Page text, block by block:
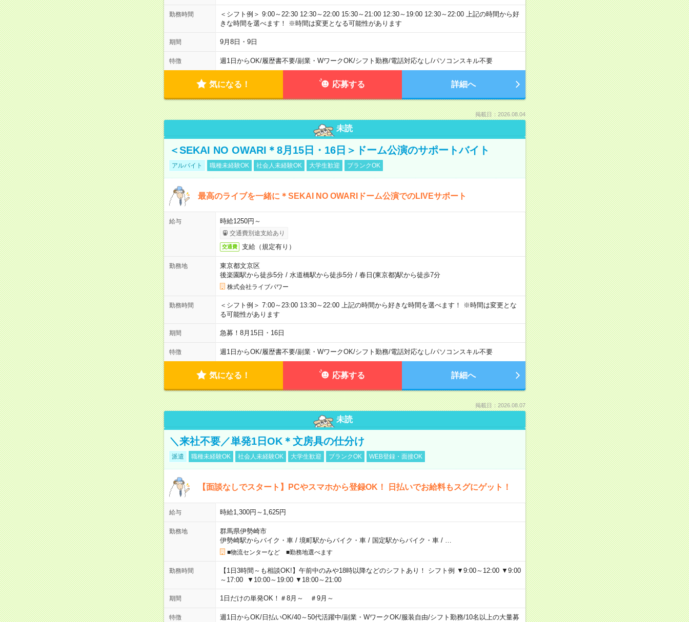
勤務時間
＜シフト例＞ 9:00～22:30 12:30～22:00 15:30～21:00 12:30～19:00 12:30～22:00 上記の時間から好
きな時間を選べます！ ※時間は変更となる可能性があります
期間 9月8日・9日
特徴 週1日からOK/履歴書不要/副業・WワークOK/シフト勤務/電話対応なし/パソコンスキル不要
気になる！ 応募する 詳細へ
掲載日：2026.08.04
未読
＜SEKAI NO OWARI＊8月15日・16日＞ドーム公演のサポートバイト
アルバイト 職種未経験OK 社会人未経験OK 大学生歓迎 ブランクOK
最高のライブを一緒に＊SEKAI NO OWARIドーム公演でのLIVEサポート
給与 時給1250円～
交通費別途支給あり
交通費 支給（規定有り）
勤務地
東京都文京区
後楽園駅から徒歩5分/ 水道橋駅から徒歩5分/ 春日(東京都)駅から徒歩7分
株式会社ライブパワー
勤務時間
＜シフト例＞ 7:00～23:00 13:30～22:00 上記の時間から好きな時間を選べます！ ※時間は変更とな
る可能性があります
期間 急募！8月15日・16日
特徴 週1日からOK/履歴書不要/副業・WワークOK/シフト勤務/電話対応なし/パソコンスキル不要
気になる！ 応募する 詳細へ
掲載日：2026.08.07
未読
＼来社不要／単発1日OK＊文房具の仕分け
派遣 職種未経験OK 社会人未経験OK 大学生歓迎 ブランクOK WEB登録・面接OK
【面談なしでスタート】PCやスマホから登録OK！ 日払いでお給料もスグにゲット！
給与 時給1,300円～1,625円
勤務地
群馬県伊勢崎市
伊勢崎駅からバイク・車/ 境町駅からバイク・車/ 国定駅からバイク・車/
■物流センターなど ■勤務地選べます
勤務時間
【1日3時間～も相談OK!】午前中のみや18時以降などのシフトあり！ シフト例 ▼9:00～12:00 ▼9:00
～17:00 ▼10:00～19:00 ▼18:00～21:00
期間 1日だけの単発OK！＃8月～ ＃9月～
特徴 週1日からOK/日払いOK/40～50代活躍中/副業・WワークOK/服装自由/シフト勤務/10名以上の大量募